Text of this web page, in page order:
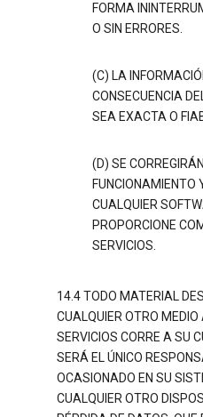
FORMA
O SIN ERRORES.
(C) LA
CONSECUENCIA
SEA EXACTA O
(D) SE
FUNCIONAMIENTO
CUALQUIER
PROPORCIONE
SERVICIOS.
14.4 TODO MATERIAL
CUALQUIER OTRO
SERVICIOS CORRE A SU
SERÁ EL ÚNICO
OCASIONADO EN SU
CUALQUIER OTRO